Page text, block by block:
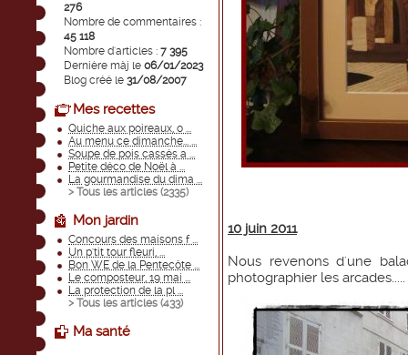
276
Nombre de commentaires :
45 118
Nombre d'articles : 7 395
Dernière màj le 06/01/2023
Blog créé le 31/08/2007
Mes recettes
Quiche aux poireaux, o ...
Au menu ce dimanche... ...
Soupe de pois cassés a ...
Petite déco de Noël à ...
La gourmandise du dima ...
> Tous les articles (2335)
Mon jardin
Concours des maisons f ...
Un p'tit tour fleuri, ...
Bon WE de la Pentecôte ...
Le composteur, 19 mai ...
La protection de la pl ...
> Tous les articles (433)
Ma santé
10 juin 2011
Nous revenons d'une
photographier les